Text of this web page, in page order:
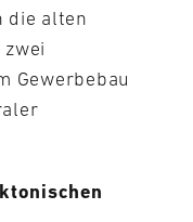
die alten
Gewerbebau